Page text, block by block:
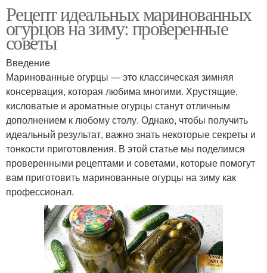
Рецепт идеальных маринованных
огурцов на зиму: проверенные
советы
Введение
Маринованные огурцы — это классическая зимняя
консервация, которая любима многими. Хрустящие,
кисловатые и ароматные огурцы станут отличным
дополнением к любому столу. Однако, чтобы получить
идеальный результат, важно знать некоторые секреты и
тонкости приготовления. В этой статье мы поделимся
проверенными рецептами и советами, которые помогут
вам приготовить маринованные огурцы на зиму как
профессионал.